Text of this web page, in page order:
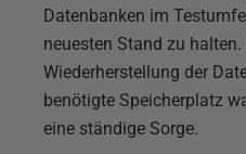
Datenbanken im
neuesten Stand zu
Wiederherstellung der
benötigte Speicherplatz
eine ständige Sorge.